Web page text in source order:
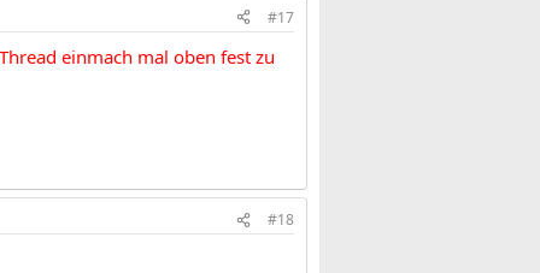
#17
einmach mal oben fest zu
#18